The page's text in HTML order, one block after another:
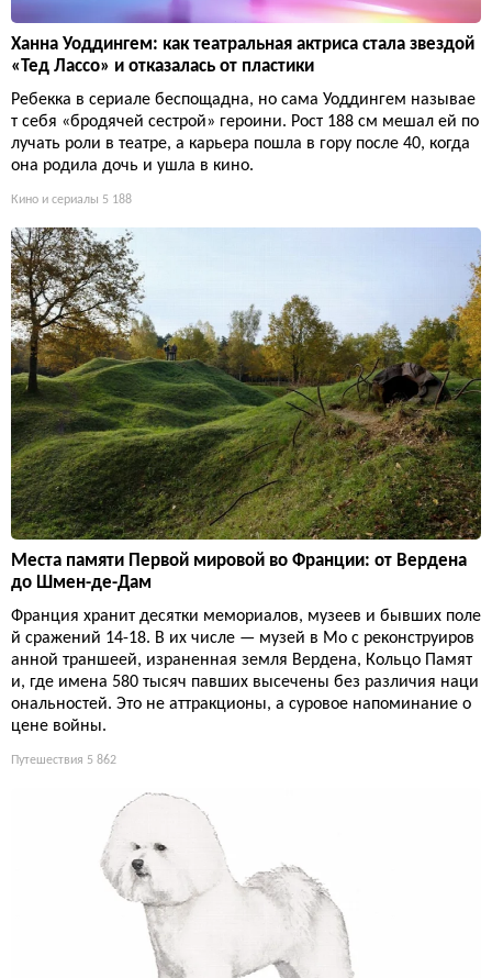
Ханна Уоддингем: как театральная актриса стала звездой
«Тед Лассо» и отказалась от пластики
Ребекка в сериале беспощадна, но сама Уоддингем называе
т себя «бродячей сестрой» героини. Рост 188 см мешал ей по
лучать роли в театре, а карьера пошла в гору после 40, когда
она родила дочь и ушла в кино.
Кино и сериалы 5 188
Места памяти Первой мировой во Франции: от Вердена
до Шмен-де-Дам
Франция хранит десятки мемориалов, музеев и бывших поле
й сражений 14-18. В их числе — музей в Мо с реконструиров
анной траншеей, израненная земля Вердена, Кольцо Памят
и, где имена 580 тысяч павших высечены без различия наци
ональностей. Это не аттракционы, а суровое напоминание о
цене войны.
Путешествия 5 862